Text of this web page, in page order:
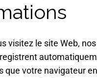
visitez le site Web, nos
que votre navigateur